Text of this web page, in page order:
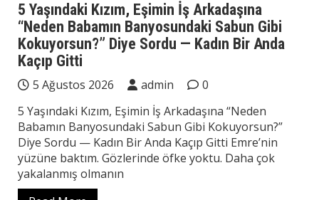
5 Yaşındaki Kızım, Eşimin İş Arkadaşına
“Neden Babamın Banyosundaki Sabun Gibi
Kokuyorsun?” Diye Sordu — Kadın Bir Anda
Kaçıp Gitti
5 Ağustos 2026 admin
0
5 Yaşındaki Kızım, Eşimin İş Arkadaşına “Neden
Babamın Banyosundaki Sabun Gibi Kokuyorsun?”
Diye Sordu — Kadın Bir Anda Kaçıp Gitti Emre’nin
yüzüne baktım. Gözlerinde öfke yoktu. Daha çok
yakalanmış olmanın